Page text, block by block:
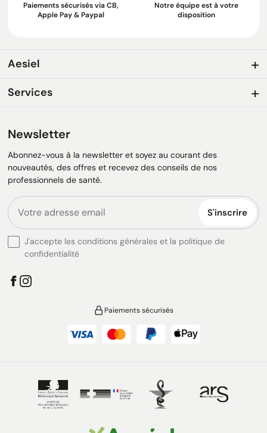
Paiements sécurisés via CB,
Apple Pay & Paypal
Notre équipe est à votre
disposition
Aesiel
Services
Newsletter
Abonnez-vous à la newsletter et soyez au courant des
nouveautés, des offres et recevez des conseils de nos
professionnels de santé.
S'inscrire
J'accepte les conditions générales et la politique de
confidentialité
Paiements sécurisés